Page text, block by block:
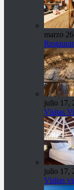
marzo
julio 17,
Visitas
julio 17,
Visitas